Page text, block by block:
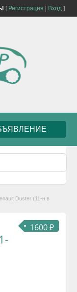
[ Регистрация Вход]
Duster (11-н.в
1600 ₽